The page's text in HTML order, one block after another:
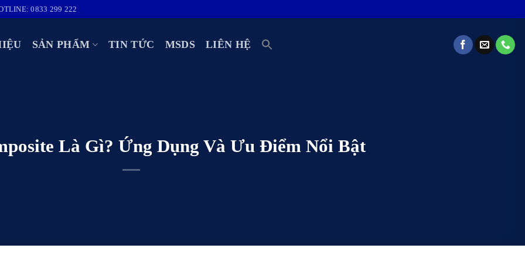
0833 299 222
SẢN PHẨM TIN TỨC MSDS LIÊN HỆ
Là Gì? Ứng Dụng Và Ưu Điểm Nổi Bật